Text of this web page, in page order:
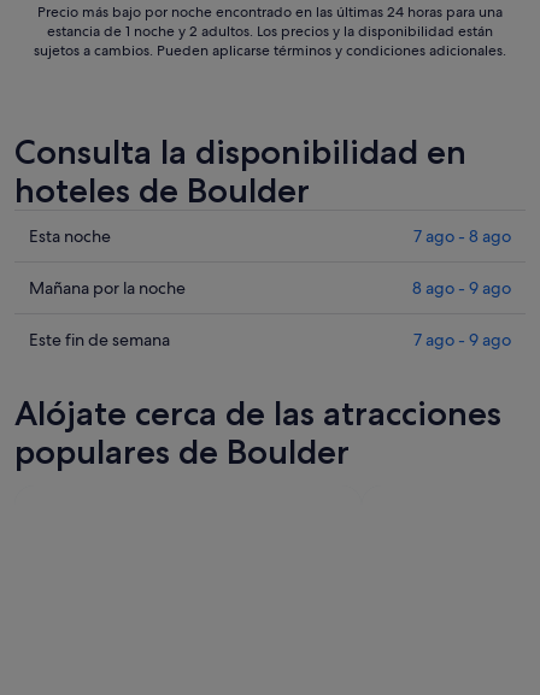
Precio más bajo por noche encontrado en las últimas 24 horas para una
estancia de 1 noche y 2 adultos. Los precios y la disponibilidad están
sujetos a cambios. Pueden aplicarse términos y condiciones adicionales.
Consulta la disponibilidad en
hoteles de Boulder
Comprueba
precios
Boulder
noche,
ago
Esta noche 7 ago - 8 ago
Comprueba
precios
para
mañana
por
Mañana por la noche 8 ago - 9 ago
Comprueba
en
Boulder
para
Este fin de semana 7 ago - 9 ago
Alójate cerca de las atracciones
populares de Boulder